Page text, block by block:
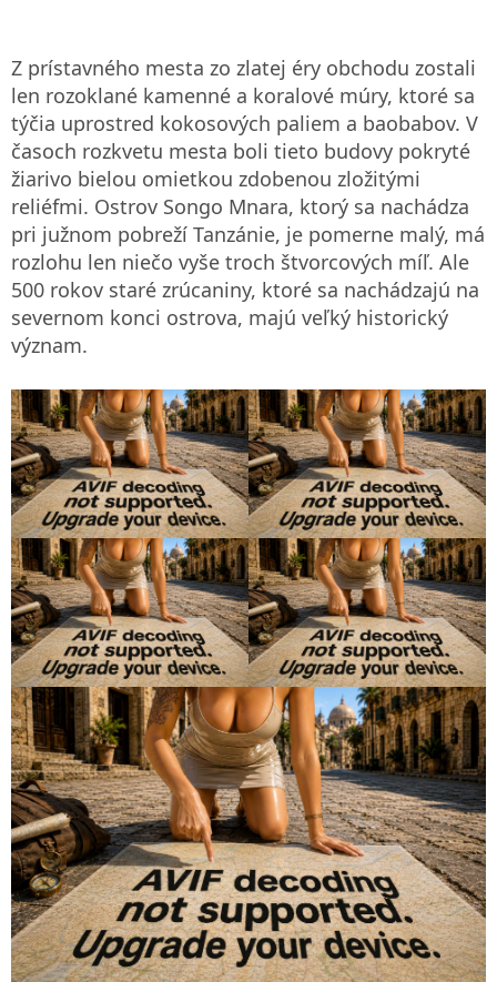
Z prístavného mesta zo zlatej éry obchodu zostali
len rozoklané kamenné a koralové múry, ktoré sa
týčia uprostred kokosových paliem a baobabov. V
časoch rozkvetu mesta boli tieto budovy pokryté
žiarivo bielou omietkou zdobenou zložitými
reliéfmi. Ostrov Songo Mnara, ktorý sa nachádza
pri južnom pobreží Tanzánie, je pomerne malý, má
rozlohu len niečo vyše troch štvorcových míľ. Ale
500 rokov staré zrúcaniny, ktoré sa nachádzajú na
severnom konci ostrova, majú veľký historický
význam.